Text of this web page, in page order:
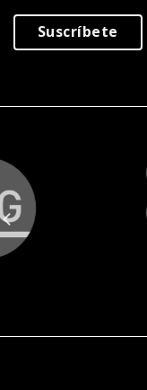
Suscríbete